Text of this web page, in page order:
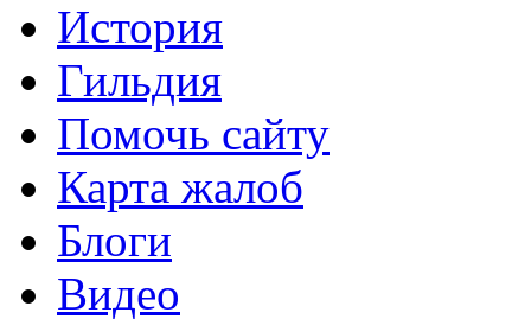
История
Гильдия
Помочь сайту
Карта жалоб
Блоги
Видео